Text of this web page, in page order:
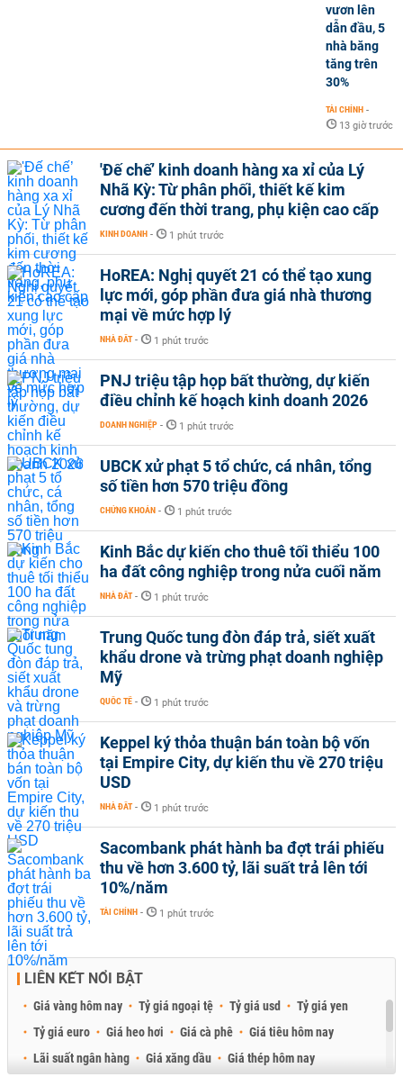
vươn lên
dẫn đầu, 5
nhà băng
tăng trên
30%
TÀI CHÍNH -
13 giờ trước
'Đế chế’ kinh doanh hàng xa xỉ của Lý
Nhã Kỳ: Từ phân phối, thiết kế kim
cương đến thời trang, phụ kiện cao cấp
KINH DOANH - 1 phút trước
HoREA: Nghị quyết 21 có thể tạo xung
lực mới, góp phần đưa giá nhà thương
mại về mức hợp lý
NHÀ ĐẤT - 1 phút trước
PNJ triệu tập họp bất thường, dự kiến
điều chỉnh kế hoạch kinh doanh 2026
DOANH NGHIỆP - 1 phút trước
UBCK xử phạt 5 tổ chức, cá nhân, tổng
số tiền hơn 570 triệu đồng
CHỨNG KHOÁN - 1 phút trước
Kinh Bắc dự kiến cho thuê tối thiểu 100
ha đất công nghiệp trong nửa cuối năm
NHÀ ĐẤT - 1 phút trước
Trung Quốc tung đòn đáp trả, siết xuất
khẩu drone và trừng phạt doanh nghiệp
Mỹ
QUỐC TẾ - 1 phút trước
Keppel ký thỏa thuận bán toàn bộ vốn
tại Empire City, dự kiến thu về 270 triệu
USD
NHÀ ĐẤT - 1 phút trước
Sacombank phát hành ba đợt trái phiếu
thu về hơn 3.600 tỷ, lãi suất trả lên tới
10%/năm
TÀI CHÍNH - 1 phút trước
LIÊN KẾT NỔI BẬT
Giá vàng hôm nay Tỷ giá ngoại tệ Tỷ giá usd
Tỷ giá yen
Tỷ giá euro
Giá heo hơi Giá cà phê
Giá tiêu hôm nay
Lãi suất ngân hàng
Giá xăng dầu Giá thép hôm nay